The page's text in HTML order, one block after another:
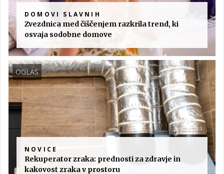
DOMOVI SLAVNIH
Zvezdnica med čiščenjem razkrila trend, ki
osvaja sodobne domove
OGLAS
NOVICE
Rekuperator zraka: prednosti za zdravje in
kakovost zraka v prostoru